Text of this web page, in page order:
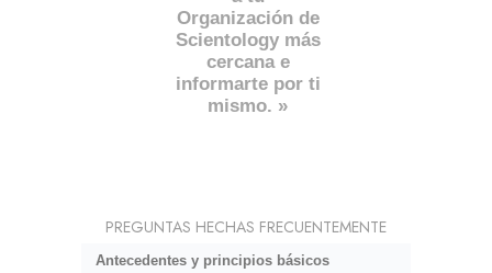
Organización de
Scientology más
cercana e
informarte por ti
mismo. »
PREGUNTAS HECHAS FRECUENTEMENTE
Antecedentes y principios básicos